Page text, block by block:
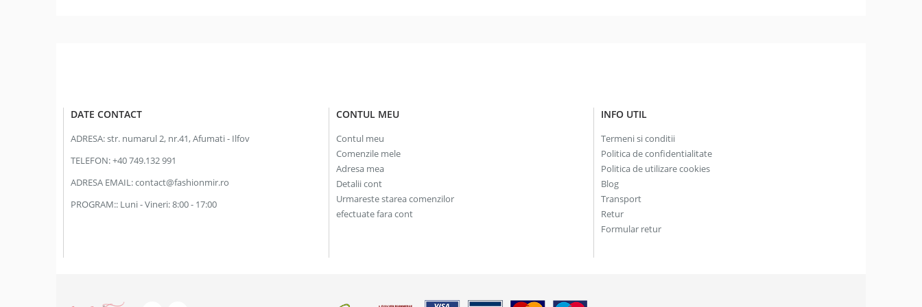
DATE CONTACT
ADRESA:str. numarul 2, nr.41, Afumati - Ilfov
TELEFON:+40 749.132 991
ADRESA EMAIL:contact@fashionmir.ro
PROGRAM:: Luni - Vineri: 8:00 - 17:00
CONTUL MEU
Contul meu
Comenzile mele
Adresa mea
Detalii cont
Urmareste starea comenzilor
efectuate fara cont
INFO UTIL
Termeni si conditii
Politica de confidentialitate
Politica de utilizare cookies
Blog
Transport
Retur
Formular retur